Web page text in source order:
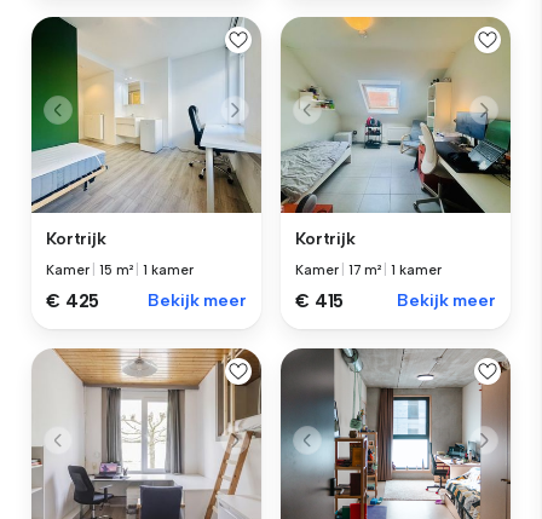
Kortrijk
Kamer |15 m² |1 kamer
€ 425 Bekijk meer
Kortrijk
Kamer |17 m² |1 kamer
€ 415 Bekijk meer